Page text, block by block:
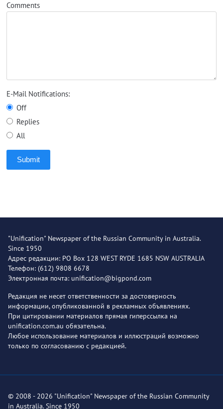
Comments
E-Mail Notifications:
Off
Replies
All
Submit
"Unification" Newspaper of the Russian Community in Australia.
Since 1950
Адрес редакции: PO Box 128 WEST RYDE 1685 NSW AUSTRALIA
Телефон: (612) 9808 6678
Электронная почта: unification@bigpond.com
Редакция не несет ответственности за достоверность
информации, опубликованной в рекламных объявлениях.
При цитировании материалов прямая гиперссылка на
unification.com.au обязательна.
Любое использование материалов и иллюстраций возможно
только по согласованию с редакцией.
© 2008 - 2026 "Unification" Newspaper of the Russian Community
in Australia. Since 1950